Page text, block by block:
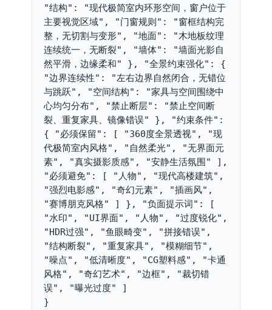
"结构": "现代极简室内环形空间，窗户位于
主要视觉区域", "门窗规则": "窗框结构完
整，无切割与变形", "地面": "木地板纹理
连续统一，无断裂", "墙体": "墙面光影自
然平滑，边缘柔和" }, "全景约束强化": {
"边界连续性": "左右边界自然闭合，无错位
与跳跃", "空间结构": "家具与空间围绕中
心均匀分布", "禁止断层": "禁止空间断
裂、重复家具、镜像错误" }, "约束条件":
{ "必须保留": [ "360度全景透视", "现
代极简室内风格", "自然柔光", "无界面元
素", "真实摄影质感", "安静生活氛围" ],
"必须避免": [ "人物", "现代高楼建筑",
"强烈电影感", "奇幻元素", "插画风",
"赛博朋克风格" ] }, "负面提示词": [
"水印", "UI界面", "人物", "过度锐化",
"HDR过强", "鱼眼畸变", "拼接错误",
"结构断裂", "重复家具", "模糊细节",
"噪点", "低清晰度", "CG塑料感", "卡通
风格", "奇幻艺术", "边框", "裁切错
误", "曝光过度" ]
}